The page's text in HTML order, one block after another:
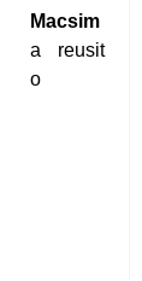
calificati
CS
Macsim
a reusit
o